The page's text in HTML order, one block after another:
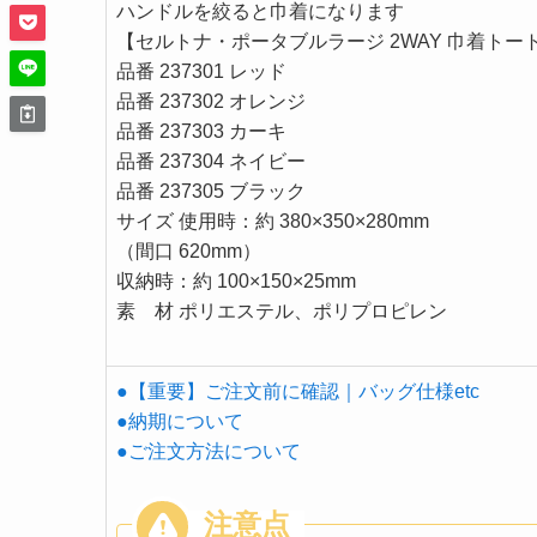
ハンドルを絞ると巾着になります
【セルトナ・ポータブルラージ 2WAY 巾着トー
品番 237301 レッド
品番 237302 オレンジ
品番 237303 カーキ
品番 237304 ネイビー
品番 237305 ブラック
サイズ 使用時：約 380×350×280mm
（間口 620mm）
収納時：約 100×150×25mm
素 材 ポリエステル、ポリプロピレン
●【重要】ご注文前に確認｜バッグ仕様etc
●納期について
●ご注文方法について